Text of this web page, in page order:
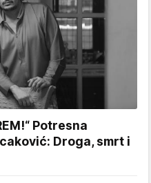
Potresna
Droga, smrt i